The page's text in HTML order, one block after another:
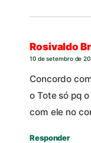
Rosivaldo
10 de setembro de
Concordo
o Tote só pq
com ele no
Responder